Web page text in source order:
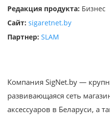
Забыли
Редакция продукта: Бизнес
Сайт: sigaretnet.by
Партнер: SLAM
Компания SigNet.by —
развивающаяся сеть
аксессуаров в Беларуси, а